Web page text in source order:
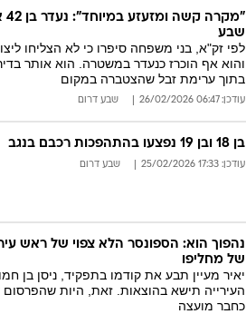
שבע
לפי זק"א, בני משפחה סיפרו כי לא הצליחו
והוא אף הוכרז כנעדר במשטרה. הוא אותר
בתוך ערימת זבל שהצטברה במקום
עודכן: 06:47 26/02/2026 שבע דרום
בן 18 ובן 19 נפצעו בהתהפכות רכבם בנגב
עודכן: 17:33 25/02/2026 שבע דרום
נהפוך הוא: הספונסר הלא צפוי של ראש
של מחליפו
יאיר מעיין תבע את קודמו בתפקיד, ניסן בן
העירייה תישא בהוצאות. זאת, היות
כחבר מועצה